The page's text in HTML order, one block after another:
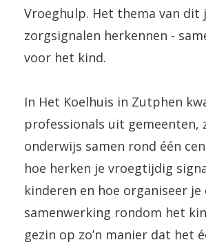
Vroeghulp. Het thema van dit
zorgsignalen herkennen -
voor het kind.
In Het Koelhuis in Zutphen
professionals uit gemeenten,
onderwijs samen rond één
hoe herken je vroegtijdig
kinderen en hoe organiseer je
samenwerking rondom het
gezin op zo’n manier dat het